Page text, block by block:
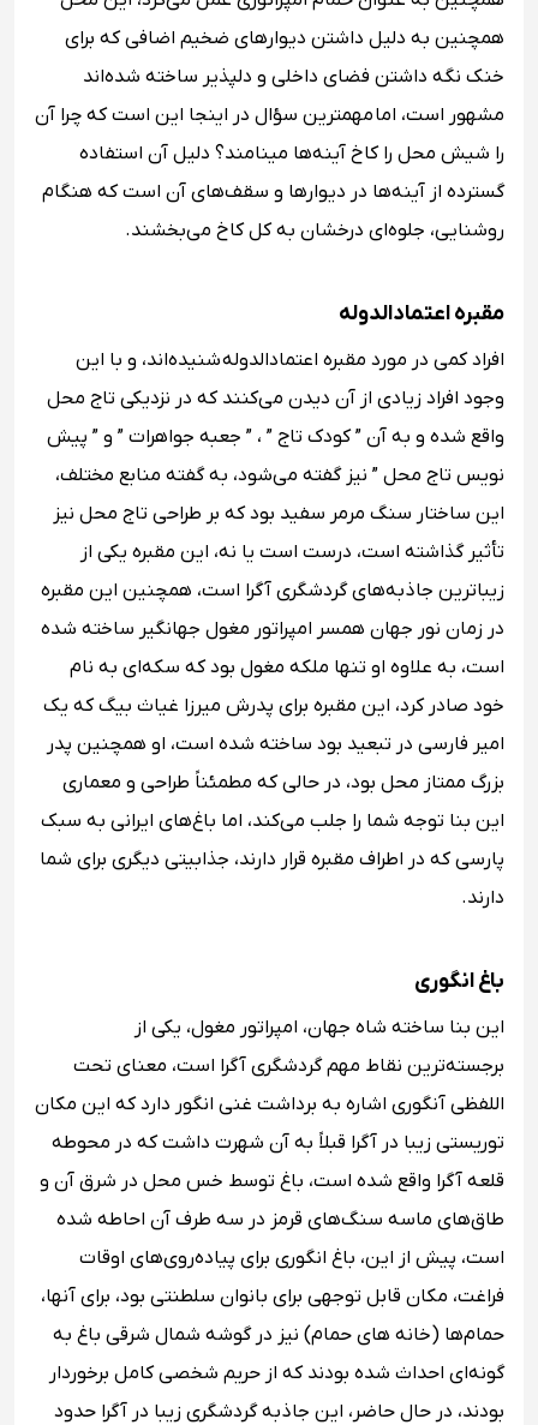
همچنین به دلیل داشتن دیوارهای ضخیم اضافی که برای
خنک نگه داشتن فضای داخلی و دلپذیر ساخته شده‌اند
مشهور است، اما مهمترین سؤال در اینجا این است که چرا آن
را شیش محل را کاخ آینه‌ها مینامند؟ دلیل آن استفاده
گسترده از آینه‌ها در دیوارها و سقف‌های آن است که هنگام
روشنایی، جلوه‌ای درخشان به کل کاخ می‌بخشند.
مقبره اعتمادالدوله
افراد کمی در مورد مقبره اعتمادالدوله شنیده‌اند، و با این
وجود افراد زیادی از آن دیدن می‌کنند که در نزدیکی تاج محل
واقع شده و به آن ” کودک تاج ” ، ” جعبه جواهرات ” و ” پیش
نویس تاج محل ” نیز گفته می‌شود، به گفته منابع مختلف،
این ساختار سنگ مرمر سفید بود که بر طراحی تاج محل نیز
تأثیر گذاشته است، درست است یا نه، این مقبره یکی از
زیباترین جاذبه‌های گردشگری آگرا است، همچنین این مقبره
در زمان نور جهان همسر امپراتور مغول جهانگیر ساخته شده
است، به علاوه او تنها ملکه مغول بود که سکه‌ای به نام
خود صادر کرد، این مقبره برای پدرش میرزا غیاث بیگ که یک
امیر فارسی در تبعید بود ساخته شده است، او همچنین پدر
بزرگ ممتاز محل بود، در حالی که مطمئناً طراحی و معماری
این بنا توجه شما را جلب می‌کند، اما باغ‌های ایرانی به سبک
پارسی که در اطراف مقبره قرار دارند، جذابیتی دیگری برای شما
دارند.
باغ انگوری
این بنا ساخته شاه جهان، امپراتور مغول، یکی از
برجسته‌ترین نقاط مهم گردشگری آگرا است، معنای تحت
اللفظی آنگوری اشاره به برداشت غنی انگور دارد که این مکان
توریستی زیبا در آگرا قبلاً به آن شهرت داشت که در محوطه
قلعه آگرا واقع شده است، باغ توسط خس محل در شرق آن و
طاق‌های ماسه سنگ‌های قرمز در سه طرف آن احاطه شده
است، پیش از این، باغ انگوری برای پیاده‌روی‌های اوقات
فراغت، مکان قابل توجهی برای بانوان سلطنتی بود، برای آنها،
حمام‌ها (خانه های حمام) نیز در گوشه شمال شرقی باغ به
گونه‌ای احداث شده بودند که از حریم شخصی کامل برخوردار
بودند، در حال حاضر، این جاذبه گردشگری زیبا در آگرا حدود